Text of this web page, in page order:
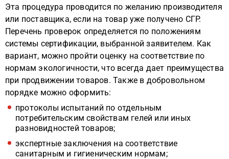
Эта процедура проводится по желанию производителя
или поставщика, если на товар уже получено СГР.
Перечень проверок определяется по положениям
системы сертификации, выбранной заявителем. Как
вариант, можно пройти оценку на соответствие по
нормам экологичности, что всегда дает преимущества
при продвижении товаров. Также в добровольном
порядке можно оформить:
протоколы испытаний по отдельным
потребительским свойствам гелей или иных
разновидностей товаров;
экспертные заключения на соответствие
санитарным и гигиеническим нормам;